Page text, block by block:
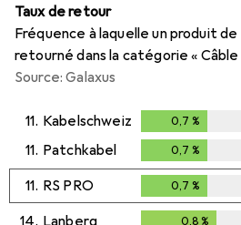
Taux de retour
Fréquence à laquelle un produit
retourné dans la catégorie « Câble
Source: Galaxus
11. Kabelschweiz 0,7 %
11. Patchkabel 0,7 %
11. RS PRO 0,7 %
14. Lanberg 0,8 %